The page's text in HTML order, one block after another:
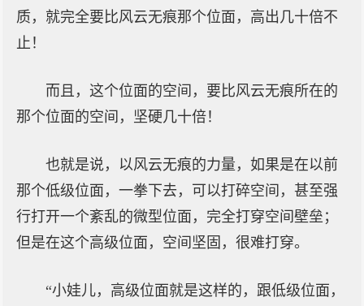
质，就完全要比风云无痕那个位面，高出几十倍不
止！
而且，这个位面的空间，要比风云无痕所在的
那个位面的空间，坚硬几十倍！
也就是说，以风云无痕的力量，如果是在以前
那个低级位面，一拳下去，可以打碎空间，甚至强
行打开一个紊乱的微型位面，完全打穿空间壁垒；
但是在这个高级位面，空间坚固，很难打穿。
“小娃儿，高级位面就是这样的，跟低级位面，